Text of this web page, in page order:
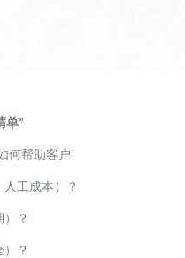
单”
何帮助客户
工成本）？
？
？